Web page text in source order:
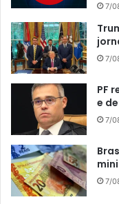
7/
7/
PF
e
7/
7/